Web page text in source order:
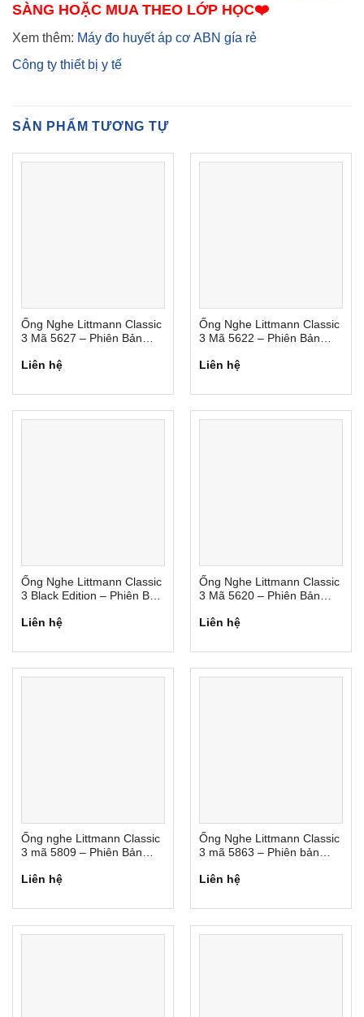
SÀNG HOẶC MUA THEO LỚP HỌC❤️
Xem thêm: Máy đo huyết áp cơ ABN gía rẻ
Công ty thiết bị y tế
SẢN PHẨM TƯƠNG TỰ
Ống Nghe Littmann Classic
3 Mã 5627 – Phiên Bản
Liên hệ
Ống Nghe Littmann Classic
3 Mã 5622 – Phiên Bản
Liên hệ
Ống Nghe Littmann Classic
3 Black Edition – Phiên Bản
Liên hệ
Ống Nghe Littmann Classic
3 Mã 5620 – Phiên Bản
Liên hệ
Ống nghe Littmann Classic
3 mã 5809 – Phiên Bản
Liên hệ
Ống Nghe Littmann Classic
3 mã 5863 – Phiên bản
Liên hệ